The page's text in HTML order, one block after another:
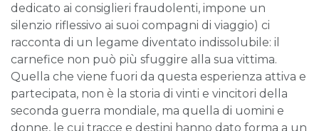
dedicato ai consiglieri fraudolenti, impone un
silenzio riflessivo ai suoi compagni di viaggio) ci
racconta di un legame diventato indissolubile: il
carnefice non può più sfuggire alla sua vittima.
Quella che viene fuori da questa esperienza attiva e
partecipata, non è la storia di vinti e vincitori della
seconda guerra mondiale, ma quella di uomini e
donne, le cui tracce e destini hanno dato forma a un